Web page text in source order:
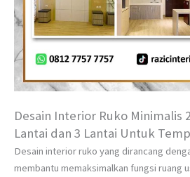
Desain Interior Ruko Minimalis
Lantai dan 3 Lantai Untuk
Desain interior ruko yang dirancang
membantu memaksimalkan fungsi ruang